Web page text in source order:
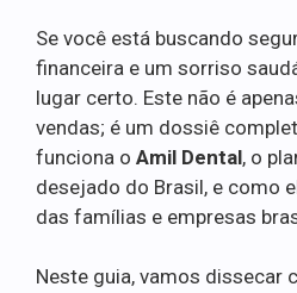
Se você está buscando
financeira e um sorriso
lugar certo. Este não é
vendas; é um dossiê
funciona o Amil Dental, o
desejado do Brasil, e como
das famílias e empresas
Neste guia, vamos dissecar